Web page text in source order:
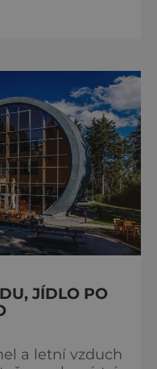
o chovu
využití koní ve
či dostizích.
JÍDLO PO
a letní vzduch